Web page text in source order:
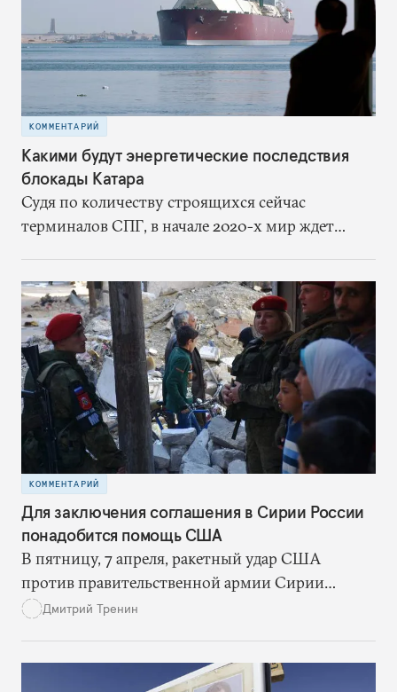
шиитские ополченцы не нападали на
американцев. Отказавшись от ядерного
соглашения без каких-либо доказательств
обмана со стороны Ирана, США запустили
предсказуемый цикл эскалации
КОММЕНТАРИЙ
Какими будут энергетические последствия
блокады Катара
Судя по количеству строящихся сейчас
терминалов СПГ, в начале 2020-х мир ждет
блокаду может еще больше усилить и без того
неизбежное перенасыщение рынка и серьезно
сбить цены в перспективе пяти-семи лет. Для
Катара такой сценарий не проблема, а вот для
США – повод для беспокойства
КОММЕНТАРИЙ
Для заключения соглашения в Сирии России
понадобится помощь США
В пятницу, 7 апреля, ракетный удар США
против правительственной армии Сирии
окончательно развеял все иллюзии Москвы
Дмитрий Тренин